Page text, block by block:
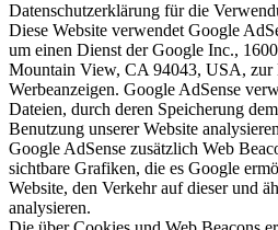
Datenschutzerklärung für die
Diese Website verwendet Google
um einen Dienst der Google Inc.,
Mountain View, CA 94043, USA, zur
Werbeanzeigen. Google AdSense
Dateien, durch deren Speicherung
Benutzung unserer Website
Google AdSense zusätzlich Web
sichtbare Grafiken, die es Google
Website, den Verkehr auf dieser und
analysieren.